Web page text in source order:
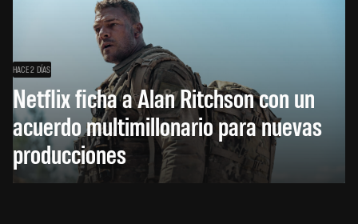
HACE 2 DÍAS
Netflix ficha a Alan Ritchson con un
acuerdo multimillonario para nuevas
producciones